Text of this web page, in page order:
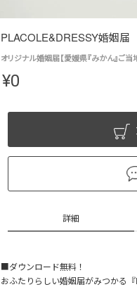
PLACOLE&DRESSY婚姻届
オリジナル婚姻届【愛媛県『みかん』ご
¥0
詳細
■ダウンロード無料！
おふたりらしい婚姻届がみつかる